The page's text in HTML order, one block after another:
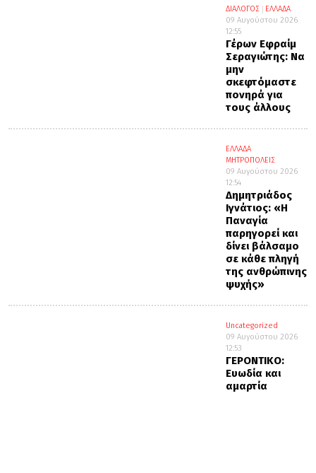
ΔΙΑΛΟΓΟΣ
ΕΛΛΑΔΑ
09 Αυγούστου 2026
12:55
Γέρων Εφραίμ
Σεραγιώτης: Να
μην
σκεφτόμαστε
πονηρά για
τους άλλους
ΕΛΛΑΔΑ
ΜΗΤΡΟΠΟΛΕΙΣ
09 Αυγούστου 2026
12:54
Δημητριάδος
Ιγνάτιος: «Η
Παναγία
παρηγορεί και
δίνει βάλσαμο
σε κάθε πληγή
της ανθρώπινης
ψυχής»
Uncategorized
09 Αυγούστου 2026
12:53
ΓΕΡΟΝΤΙΚΟ:
Ευωδία και
αμαρτία